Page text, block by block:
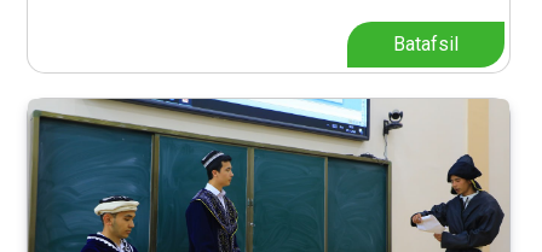
Batafsil